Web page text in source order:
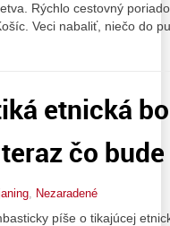
Rýchlo cestovný
Veci nabaliť, niečo do
etnická
čo
Nezaradené
píše o tikajúcej